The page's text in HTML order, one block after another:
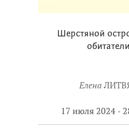
Шерстяной
обитатели
Елена
17 июля 2024